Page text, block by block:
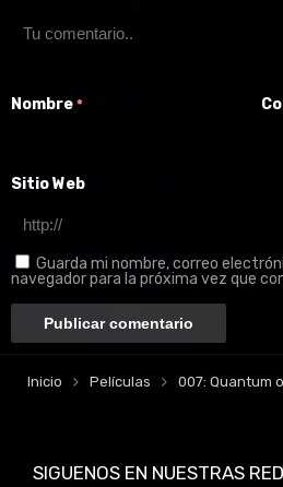
Nombre *
Sitio Web
Guarda mi nombre, correo
navegador para la próxima vez que
Inicio Películas 007: Quantum
SIGUENOS EN NUESTRAS